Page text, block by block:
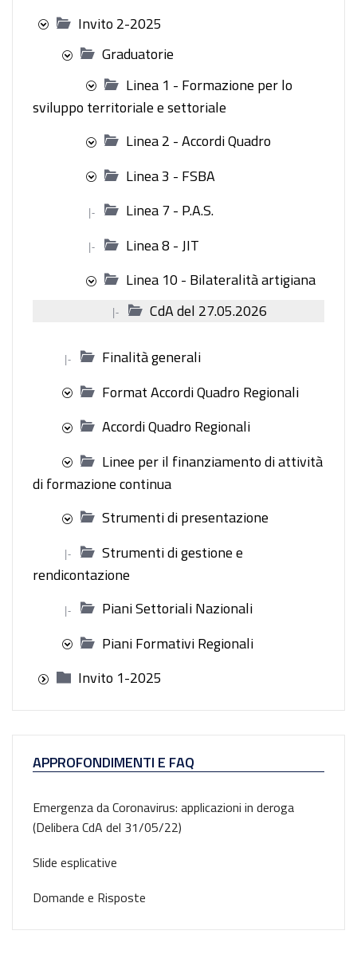
Invito 2-2025
Graduatorie
Linea 1 - Formazione per lo
sviluppo territoriale e settoriale
Linea 2 - Accordi Quadro
Linea 3 - FSBA
|- Linea 7 - P.A.S.
|-
Linea 8 - JIT
Linea 10 - Bilateralità artigiana
|- CdA del 27.05.2026
|-
Finalità generali
Format Accordi Quadro Regionali
Accordi Quadro Regionali
Linee per il finanziamento di attività
di formazione continua
Strumenti di presentazione
|-
Strumenti di gestione e
rendicontazione
|-
Piani Settoriali Nazionali
Piani Formativi Regionali
Invito 1-2025
APPROFONDIMENTI E FAQ
Emergenza da Coronavirus: applicazioni in deroga
(Delibera CdA del 31/05/22)
Slide esplicative
Domande e Risposte